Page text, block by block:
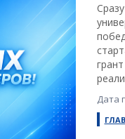
Дата